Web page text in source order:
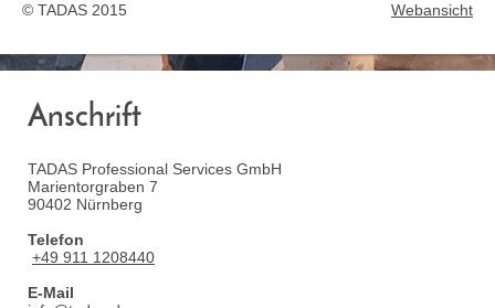
© TADAS 2015
Webansicht
Anschrift
TADAS Professional Services GmbH
Marientorgraben 7
90402 Nürnberg
Telefon
+49 911 1208440
E-Mail